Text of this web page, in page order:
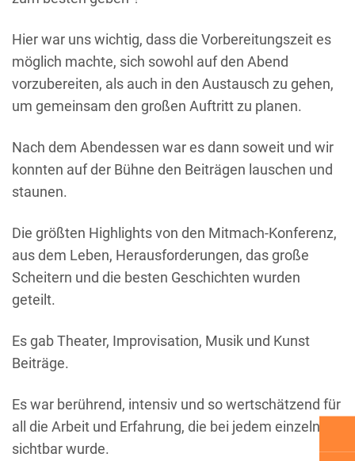
Hier war uns wichtig, dass die Vorbereitungszeit es
möglich machte, sich sowohl auf den Abend
vorzubereiten, als auch in den Austausch zu gehen,
um gemeinsam den großen Auftritt zu planen.
Nach dem Abendessen war es dann soweit und wir
konnten auf der Bühne den Beiträgen lauschen und
staunen.
Die größten Highlights von den Mitmach-Konferenz,
aus dem Leben, Herausforderungen, das große
Scheitern und die besten Geschichten wurden
geteilt.
Es gab Theater, Improvisation, Musik und Kunst
Beiträge.
Es war berührend, intensiv und so wertschätzend für
all die Arbeit und Erfahrung, die bei jedem einzelnen
sichtbar wurde.